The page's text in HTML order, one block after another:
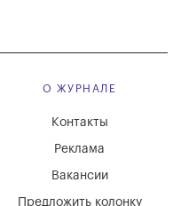
О ЖУРНАЛЕ
Вакансии
Реклама
Контакты
Предложить колонку